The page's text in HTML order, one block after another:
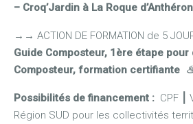
– Croq’Jardin à La Roque d’Anthéron
→ → ACTION DE FORMATION de 5
Guide Composteur, 1ère étape
Composteur, formation certifiante
Possibilités de financement : CPF
Région SUD pour les collectivités